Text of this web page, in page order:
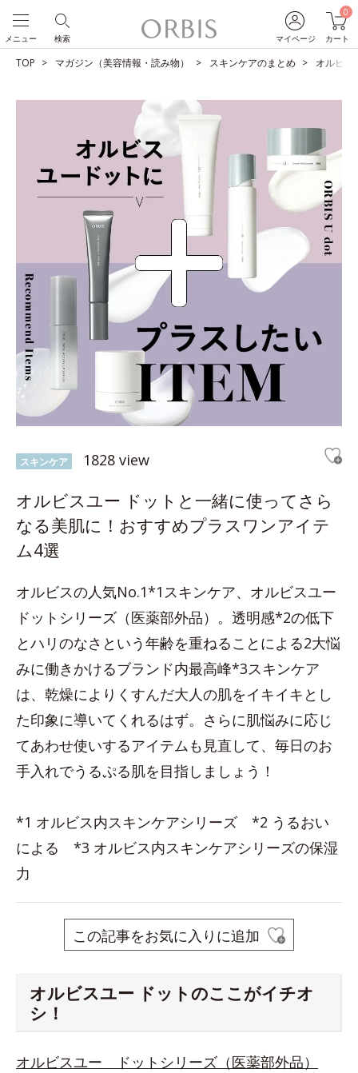
マイページ
0
カート
検索
メニュー
TOP マガジン（美容情報・読み物） スキンケアのまとめ オルビス
スキンケア 1828 view
オルビスユー ドットと一緒に使ってさら
なる美肌に！おすすめプラスワンアイテ
ム4選
オルビスの人気No.1*1スキンケア、オルビスユー
ドットシリーズ（医薬部外品）。透明感*2の低下
とハリのなさという年齢を重ねることによる2大悩
みに働きかけるブランド内最高峰*3スキンケア
は、乾燥によりくすんだ大人の肌をイキイキとし
た印象に導いてくれるはず。さらに肌悩みに応じ
てあわせ使いするアイテムも見直して、毎日のお
手入れでうるぷる肌を目指しましょう！
*1 オルビス内スキンケアシリーズ *2 うるおい
による *3 オルビス内スキンケアシリーズの保湿
力
この記事をお気に入りに追加
オルビスユー ドットのここがイチオ
シ！
オルビスユー ドットシリーズ（医薬部外品）